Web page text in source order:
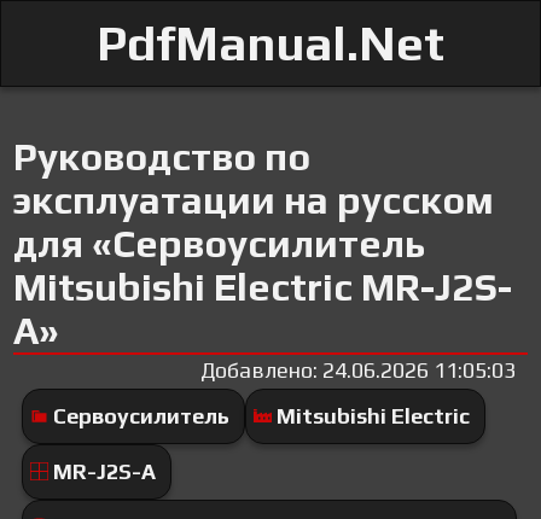
PdfManual.Net
Руководство по
эксплуатации на русском
для «Сервоусилитель
Mitsubishi Electric MR-J2S-
A»
Добавлено: 24.06.2026 11:05:03
Сервоусилитель
Mitsubishi Electric
MR-J2S-A